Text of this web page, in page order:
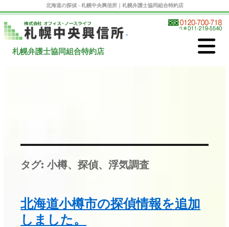
北海道の探偵 - 札幌中央興信所｜札幌弁護士協同組合特約店
札幌弁護士協同組合特約店
タグ:小樽、探偵、浮気調査
北海道小樽市の探偵情報を追加
しました。